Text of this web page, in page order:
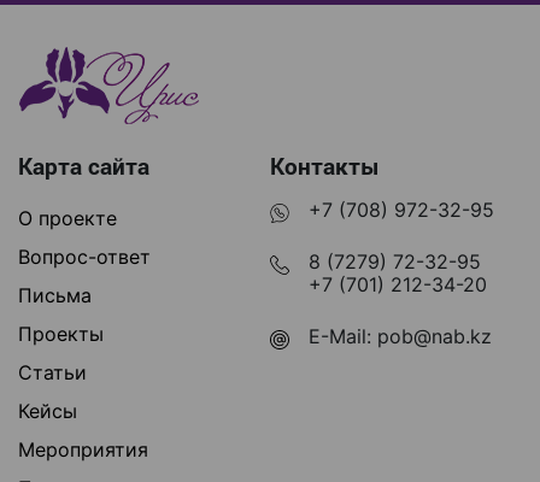
Карта сайта
О проекте
Вопрос-ответ
Письма
Проекты
Статьи
Кейсы
Мероприятия
Контакты
+7 (708) 972-32-95
8 (7279) 72-32-95
+7 (701) 212-34-20
E-Mail: pob@nab.kz